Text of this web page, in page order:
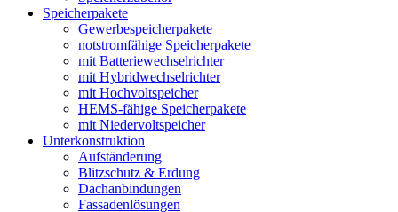
Speicherpakete
Gewerbespeicherpakete
notstromfähige Speicherpakete
mit Batteriewechselrichter
mit Hybridwechselrichter
mit Hochvoltspeicher
HEMS-fähige Speicherpakete
mit Niedervoltspeicher
Unterkonstruktion
Aufständerung
Blitzschutz & Erdung
Dachanbindungen
Fassadenlösungen